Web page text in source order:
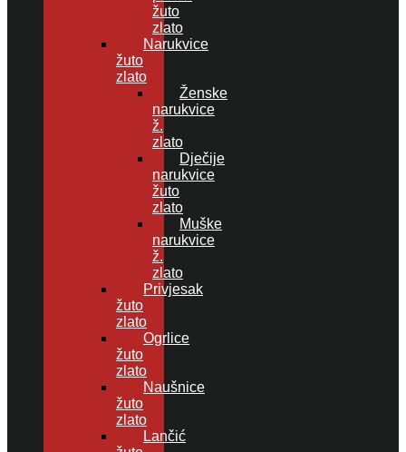
žuto
zlato
Narukvice
žuto
zlato
Ženske
narukvice
ž.
zlato
Dječije
narukvice
žuto
zlato
Muške
narukvice
ž.
zlato
Privjesak
žuto
zlato
Ogrlice
žuto
zlato
Naušnice
žuto
zlato
Lančić